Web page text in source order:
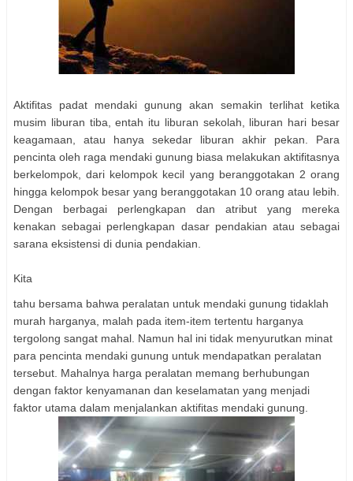
Aktifitas padat mendaki gunung akan semakin terlihat ketika
musim liburan tiba, entah itu liburan sekolah, liburan hari besar
keagamaan, atau hanya sekedar liburan akhir pekan. Para
pencinta oleh raga mendaki gunung biasa melakukan aktifitasnya
berkelompok, dari kelompok kecil yang beranggotakan 2 orang
hingga kelompok besar yang beranggotakan 10 orang atau lebih.
Dengan berbagai perlengkapan dan atribut yang mereka
kenakan sebagai perlengkapan dasar pendakian atau sebagai
sarana eksistensi di dunia pendakian.
Kita
tahu bersama bahwa peralatan untuk mendaki gunung tidaklah
murah harganya, malah pada item-item tertentu harganya
tergolong sangat mahal. Namun hal ini tidak menyurutkan minat
para pencinta mendaki gunung untuk mendapatkan peralatan
tersebut. Mahalnya harga peralatan memang berhubungan
dengan faktor kenyamanan dan keselamatan yang menjadi
faktor utama dalam menjalankan aktifitas mendaki gunung.